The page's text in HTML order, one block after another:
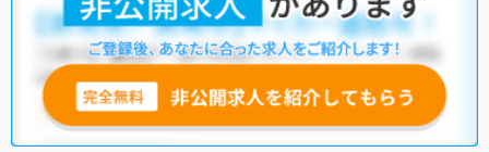
リハビリ
・保育園
他の条件でも人気の求人がございますので、「こだわり条件」から検索
いただくか、お気軽にお問い合わせください。
全国の作業療法士求人
から検索いただくことも可能です。
無料転職支援サービスにお申し込みいただくと、ご希望条件をヒアリン